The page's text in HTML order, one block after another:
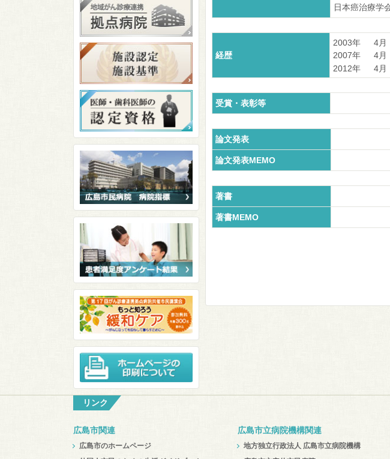
日本癌治療学
経歴
2003年 4月
2007年
4月
2012年
4月
受賞・表彰等
論文発表
論文発表MEMO
著書
著書MEMO
リンク
広島市関連
広島市のホームページ
広島市立病院機構関連
地方独立行政法人 広島市立病院機構